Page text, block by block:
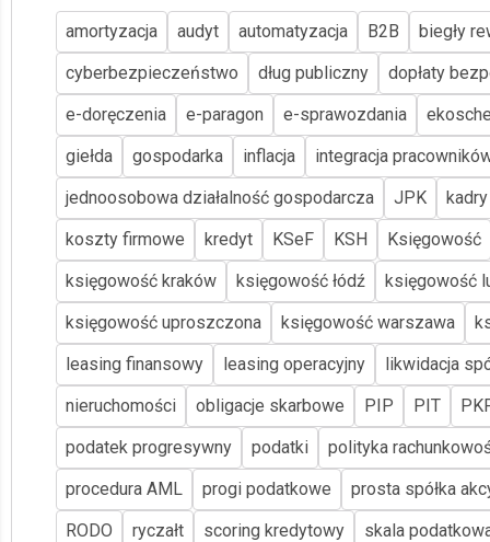
amortyzacja audyt automatyzacja B2B
biegły
cyberbezpieczeństwo
dług publiczny
dopłaty
e-doręczenia
e-paragon e-sprawozdania
giełda
gospodarka inflacja
integracja
jednoosobowa działalność gospodarcza
JPK
kadry
koszty firmowe
kredyt KSeF KSH
Księgowość
księgowość kraków
księgowość łódź
księgowość
księgowość uproszczona
księgowość warszawa
leasing finansowy
leasing operacyjny
likwidacja
nieruchomości
obligacje skarbowe PIP PIT
podatek progresywny
podatki
polityka
procedura AML
progi podatkowe
prosta spółka
RODO
ryczałt scoring kredytowy
skala